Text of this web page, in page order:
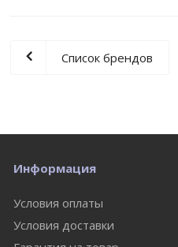
Список брендов
Информация
Условия оплаты
Условия доставки